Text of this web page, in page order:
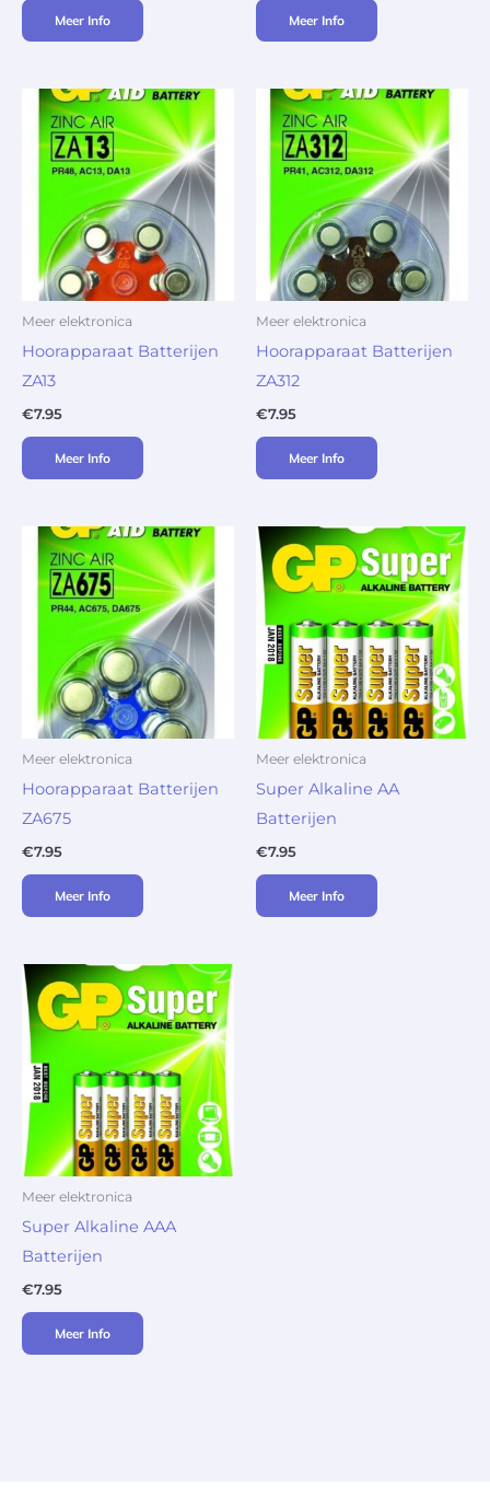
Meer Info Meer Info
Meer elektronica
Hoorapparaat Batterijen
ZA13
€7.95
Meer Info
Meer elektronica
Hoorapparaat Batterijen
ZA312
€7.95
Meer Info
Meer elektronica
Hoorapparaat Batterijen
ZA675
€7.95
Meer Info
Meer elektronica
Super Alkaline AA
Batterijen
€7.95
Meer Info
Meer elektronica
Super Alkaline AAA
Batterijen
€7.95
Meer Info